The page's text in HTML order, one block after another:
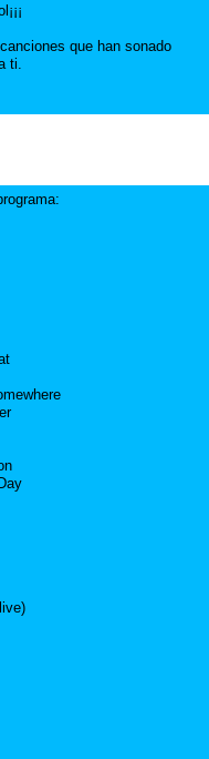
que han sonado
ti.